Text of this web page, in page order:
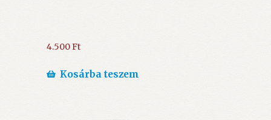
4.500Ft
Kosárba teszem